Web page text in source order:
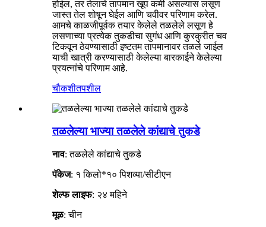
होईल, तर तेलाचे तापमान खूप कमी असल्यास लसूण
जास्त तेल शोषून घेईल आणि चवीवर परिणाम करेल.
आमचे काळजीपूर्वक तयार केलेले तळलेले लसूण हे
लसणाच्या प्रत्येक तुकडीचा सुगंध आणि कुरकुरीत चव
टिकवून ठेवण्यासाठी इष्टतम तापमानावर तळले जाईल
याची खात्री करण्यासाठी केलेल्या बारकाईने केलेल्या
प्रयत्नांचे परिणाम आहे.
चौकशीतपशील
तळलेल्या भाज्या तळलेले कांद्याचे तुकडे
नाव: तळलेले कांद्याचे तुकडे
पॅकेज: १ किलो*१० पिशव्या/सीटीएन
शेल्फ लाइफ: २४ महिने
मूळ: चीन